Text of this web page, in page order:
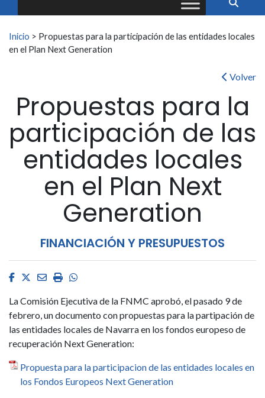
Buscar:
Inicio > Propuestas para la participación de las entidades locales
en el Plan Next Generation
Volver
Propuestas para la
participación de las
entidades locales
en el Plan Next
Generation
FINANCIACIÓN Y PRESUPUESTOS
Facebook
Twitter
EmailImprimirWhatsapp
La Comisión Ejecutiva de la FNMC aprobó, el pasado 9 de
febrero, un documento con propuestas para la partipación de
las entidades locales de Navarra en los fondos europeso de
recuperación Next Generation:
Propuesta para la participacion de las entidades locales en
los Fondos Europeos Next Generation